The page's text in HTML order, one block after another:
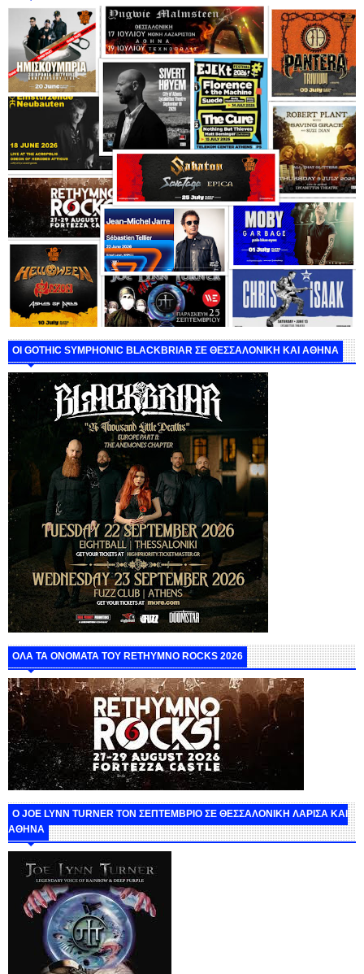
ΟΙ GOTHIC SYMPHONIC BLACKBRIAR ΣΕ ΘΕΣΣΑΛΟΝΙΚΗ ΚΑΙ ΑΘΗΝΑ
ΟΛΑ ΤΑ ΟΝΟΜΑΤΑ ΤΟΥ RETHYMNO ROCKS 2026
O JOE LYNN TURNER ΤΟΝ ΣΕΠΤΕΜΒΡΙΟ ΣΕ ΘΕΣΣΑΛΟΝΙΚΗ ΛΑΡΙΣΑ ΚΑΙ
ΑΘΗΝΑ